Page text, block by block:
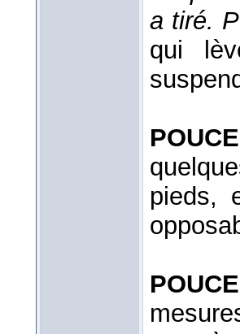
a tiré.
qui
POUCE
pieds,
POUCE